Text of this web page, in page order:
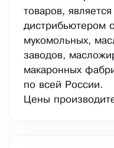
товаров,
дистрибьютером
мукомольных,
заводов,
макаронных
по всей России.
Цены